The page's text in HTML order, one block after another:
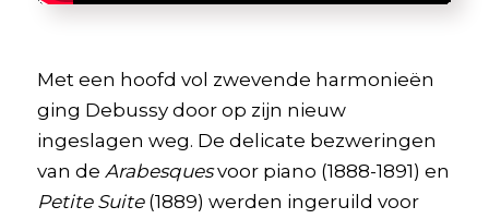
Met een hoofd vol zwevende harmonieën
ging Debussy door op zijn nieuw
ingeslagen weg. De delicate bezweringen
van de Arabesquesvoor piano (1888-1891) en
Petite Suite(1889) werden ingeruild voor